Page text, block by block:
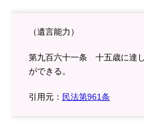
（遺言能力）
第九百六十一条 十五歳に達
ができる。
引用元： 民法第961条